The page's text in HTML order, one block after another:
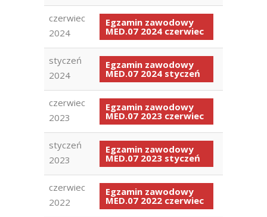
czerwiec
2024
Egzamin zawodowy
MED.07 2024 czerwiec
styczeń
2024
Egzamin zawodowy
MED.07 2024 styczeń
czerwiec
2023
Egzamin zawodowy
MED.07 2023 czerwiec
styczeń
2023
Egzamin zawodowy
MED.07 2023 styczeń
czerwiec
2022
Egzamin zawodowy
MED.07 2022 czerwiec